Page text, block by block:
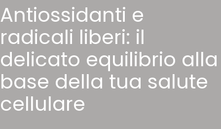
Antiossidanti e
radicali liberi: il
delicato equilibrio alla
base della tua salute
cellulare